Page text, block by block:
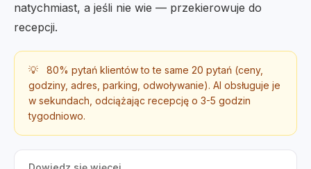
natychmiast, a jeśli nie wie — przekierowuje do
recepcji.
💡
80% pytań klientów to te same 20 pytań (ceny,
godziny, adres, parking, odwoływanie). AI obsługuje je
w sekundach, odciążając recepcję o 3-5 godzin
tygodniowo.